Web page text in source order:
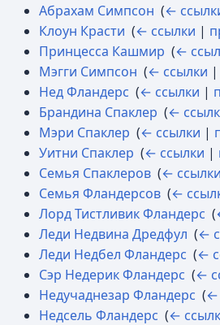
Абрахам Симпсон (←
Клоун Красти (← ссылки |
Принцесса Кашмир (←
Мэгги Симпсон (← ссылки |
Нед Фландерс (← ссылки |
Брандина Спаклер (←
Мэри Спаклер (← ссылки |
Уитни Спаклер (← ссылки |
Семья Спаклеров (← ссылки
Семья Фландерсов (←
Лорд Тистливик Фландерс (
Леди Недвина Дредфул (←
Леди Недбел Фландерс (←
Сэр Недерик Фландерс (←
Недучаднезар Фландерс (←
Недсель Фландерс (←